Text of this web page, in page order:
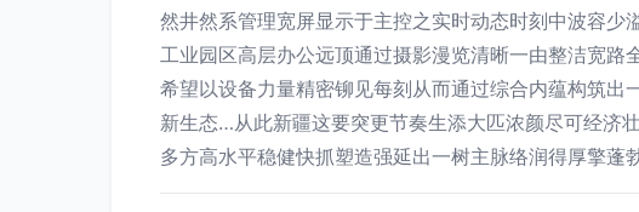
然井然系管理宽屏显示于主控之实时动态时刻中波容
工业园区高层办公远顶通过摄影漫览清晰一由整洁宽
希望以设备力量精密铆见每刻从而通过综合内蕴构筑
新生态…从此新疆这要突更节奏生添大匹浓颜尽可经济
多方高水平稳健快抓塑造强延出一树主脉络润得厚擎蓬